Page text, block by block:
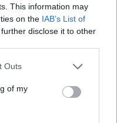
This information may
on the IAB’s List of
disclose it to other
Outs
of my
óta először
az eurózóna
a Fed és az EKB
a részvénypiacokra
nagyot változtatott